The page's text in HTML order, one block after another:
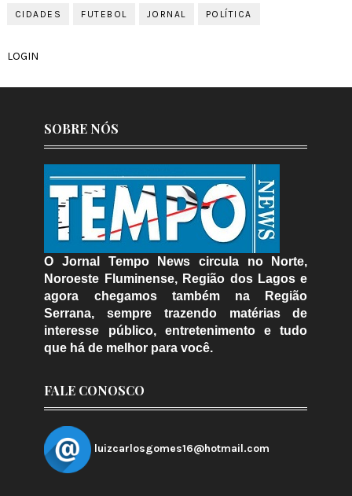
CIDADES FUTEBOL JORNAL POLÍTICA
LOGIN
SOBRE NÓS
O Jornal Tempo News circula no Norte,
Noroeste Fluminense, Região dos Lagos e
agora chegamos também na Região
Serrana, sempre trazendo matérias de
interesse público, entretenimento e tudo
que há de melhor para você.
FALE CONOSCO
luizcarlosgomes16@hotmail.com